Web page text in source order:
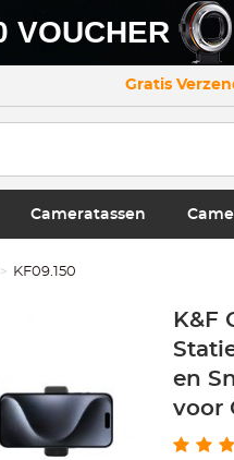
VOUCHER
Gratis
Cameratassen
KF09.150
K&F
en
voor